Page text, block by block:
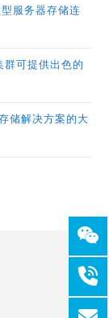
服务器存储连
可提供出色的
储解决方案的大